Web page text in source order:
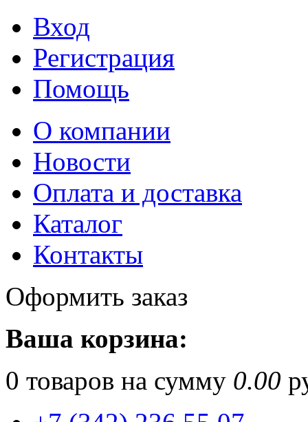
Вход
Регистрация
Помощь
О компании
Новости
Оплата и доставка
Каталог
Контакты
Оформить заказ
Ваша корзина:
0 товаров на сумму 0.00